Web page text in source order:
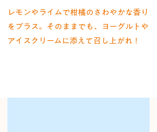
レモンやライムで柑橘のさわやかな香り
をプラス。そのままでも、ヨーグルトや
アイスクリームに添えて召し上がれ！